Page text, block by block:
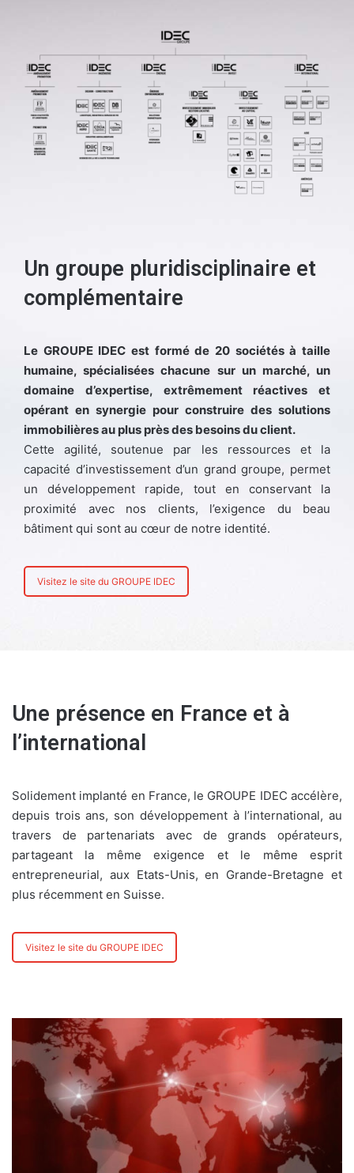
Un groupe pluridisciplinaire et
complémentaire
Le GROUPE IDEC est formé de 20 sociétés à taille
humaine, spécialisées chacune sur un marché, un
domaine d’expertise, extrêmement réactives et
opérant en synergie pour construire des solutions
immobilières au plus près des besoins du client.
Cette agilité, soutenue par les ressources et la
capacité d’investissement d’un grand groupe, permet
un développement rapide, tout en conservant la
proximité avec nos clients, l’exigence du beau
bâtiment qui sont au cœur de notre identité.
Visitez le site du GROUPE IDEC
Une présence en France et à
l’international
Solidement implanté en France, le GROUPE IDEC accélère,
depuis trois ans, son développement à l’international, au
travers de partenariats avec de grands opérateurs,
partageant la même exigence et le même esprit
entrepreneurial, aux Etats-Unis, en Grande-Bretagne et
plus récemment en Suisse.
Visitez le site du GROUPE IDEC